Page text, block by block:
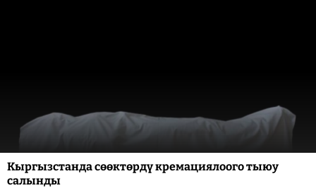
Кыргызстанда сөөктөрдү кремациялоого тыюу
салынды